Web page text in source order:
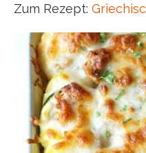
Zum Rezept: